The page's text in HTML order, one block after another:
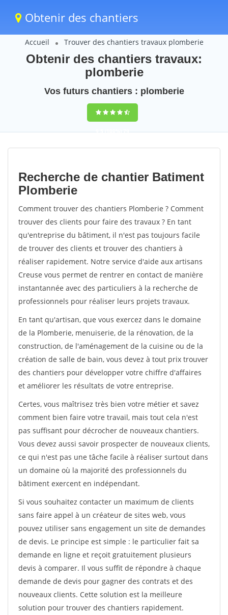
Obtenir des chantiers
Accueil Trouver des chantiers travaux plomberie
Obtenir des chantiers travaux:
plomberie
Vos futurs chantiers : plomberie
9,5(100%)79
votes
Recherche de chantier Batiment
Plomberie
Comment trouver des chantiers Plomberie ? Comment
trouver des clients pour faire des travaux ? En tant
qu'entreprise du bâtiment, il n'est pas toujours facile
de trouver des clients et trouver des chantiers à
réaliser rapidement. Notre service d'aide aux artisans
Creuse vous permet de rentrer en contact de manière
instantannée avec des particuliers à la recherche de
professionnels pour réaliser leurs projets travaux.
En tant qu'artisan, que vous exercez dans le domaine
de la Plomberie, menuiserie, de la rénovation, de la
construction, de l'aménagement de la cuisine ou de la
création de salle de bain, vous devez à tout prix trouver
des chantiers pour développer votre chiffre d'affaires
et améliorer les résultats de votre entreprise.
Certes, vous maîtrisez très bien votre métier et savez
comment bien faire votre travail, mais tout cela n'est
pas suffisant pour décrocher de nouveaux chantiers.
Vous devez aussi savoir prospecter de nouveaux clients,
ce qui n'est pas une tâche facile à réaliser surtout dans
un domaine où la majorité des professionnels du
bâtiment exercent en indépendant.
Si vous souhaitez contacter un maximum de clients
sans faire appel à un créateur de sites web, vous
pouvez utiliser sans engagement un site de demandes
de devis. Le principe est simple : le particulier fait sa
demande en ligne et reçoit gratuitement plusieurs
devis à comparer. Il vous suffit de répondre à chaque
demande de devis pour gagner des contrats et des
nouveaux clients. Cette solution est la meilleure
solution pour trouver des chantiers rapidement.